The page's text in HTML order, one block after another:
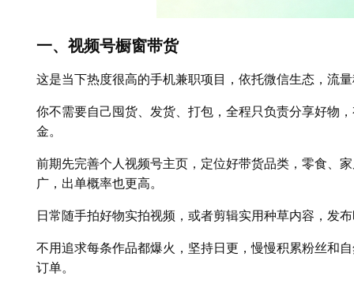
一、视频号橱窗带货
这是当下热度很高的手机兼职项目，依托微信生态，流
你不需要自己囤货、发货、打包，全程只负责分享好物
金。
前期先完善个人视频号主页，定位好带货品类，零食、
广，出单概率也更高。
日常随手拍好物实拍视频，或者剪辑实用种草内容，发
不用追求每条作品都爆火，坚持日更，慢慢积累粉丝和
订单。